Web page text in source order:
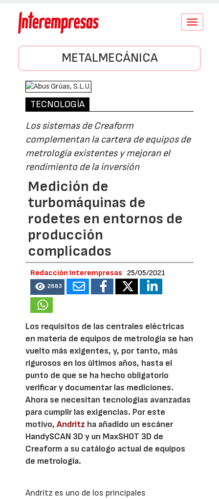
Conmutar
METALMECÁNICA
TECNOLOGÍA
Los sistemas de Creaform
complementan la cartera de equipos de
metrología existentes y mejoran el
rendimiento de la inversión
Medición de
turbomáquinas de
rodetes en entornos de
producción
complicados
Redacción Interempresas 25/05/2021
2883
Los requisitos de las centrales eléctricas
en materia de equipos de metrología se han
vuelto más exigentes, y, por tanto, más
rigurosos en los últimos años, hasta el
punto de que se ha hecho obligatorio
verificar y documentar las mediciones.
Ahora se necesitan tecnologías avanzadas
para cumplir las exigencias. Por este
motivo,Andritz ha añadido un escáner
HandySCAN 3D y un MaxSHOT 3D de
Creaform a su catálogo actual de equipos
de metrología.
Andritz es uno de los principales